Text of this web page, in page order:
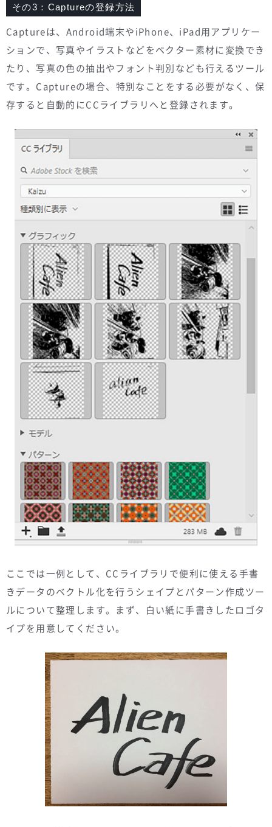
その3：Captureの登録方法
Captureは、Android端末やiPhone、iPad用アプリケー
ションで、写真やイラストなどをベクター素材に変換でき
たり、写真の色の抽出やフォント判別なども行えるツール
です。Captureの場合、特別なことをする必要がなく、保
存すると自動的にCCライブラリへと登録されます。
ここでは一例として、CCライブラリで便利に使える手書
きデータのベクトル化を行うシェイプとパターン作成ツー
ルについて整理します。まず、白い紙に手書きしたロゴタ
イプを用意してください。